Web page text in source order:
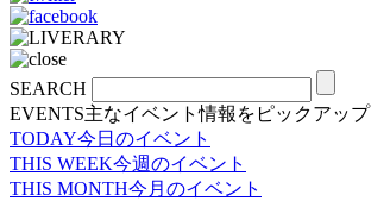
SEARCH
EVENTS主なイベント情報をピックアップ
TODAY今日のイベント
THIS WEEK今週のイベント
THIS MONTH今月のイベント